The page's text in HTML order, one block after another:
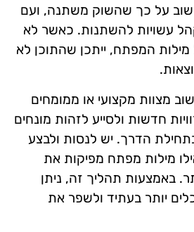
על כך שהשוק משתנה, ועם
עשויות להשתנות. כאשר לא
המפתח, ייתכן שהתוכן לא
מצוות מקצועי או ממומחים
חדשות ולסייע לזהות מונחים
הדרך. יש לנסות ולבצע
אילו מילות מפתח מפיקות את
באמצעות תהליך זה, ניתן
יותר בעתיד ולשפר את